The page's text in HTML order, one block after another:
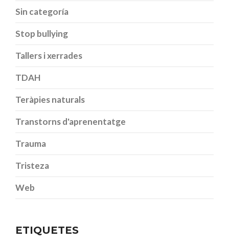
Sin categoría
Stop bullying
Tallers i xerrades
TDAH
Teràpies naturals
Transtorns d'aprenentatge
Trauma
Tristeza
Web
ETIQUETES